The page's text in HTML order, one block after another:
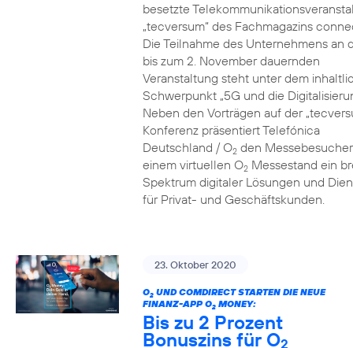
besetzte
„tecversum“ des Fachmagazins
Die Teilnahme des Unternehmens an
bis zum 2. November dauernden
Veranstaltung steht unter dem
Schwerpunkt „5G und die
Neben den Vorträgen auf der
Konferenz präsentiert Telefónica
Deutschland / O2den
einem virtuellen O2Messestand ein
Spektrum digitaler Lösungen und
für Privat- und Geschäftskunden.
23. Oktober 2020
O2UND COMDIRECT STARTEN DIE NEUE
FINANZ-APP O2MONEY:
Bis zu 2 Prozent
Bonuszins für O2